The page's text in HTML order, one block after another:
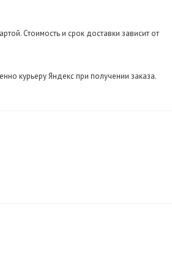
Стоимость и срок доставки зависит от
курьеру Яндекс при получении заказа.